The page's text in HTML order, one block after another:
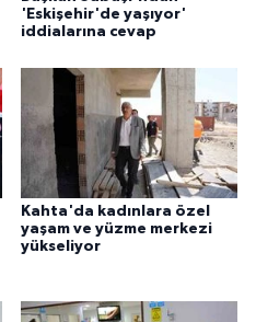
'Eskişehir'de yaşıyor'
iddialarına cevap
Kahta'da kadınlara özel
yaşam ve yüzme merkezi
yükseliyor